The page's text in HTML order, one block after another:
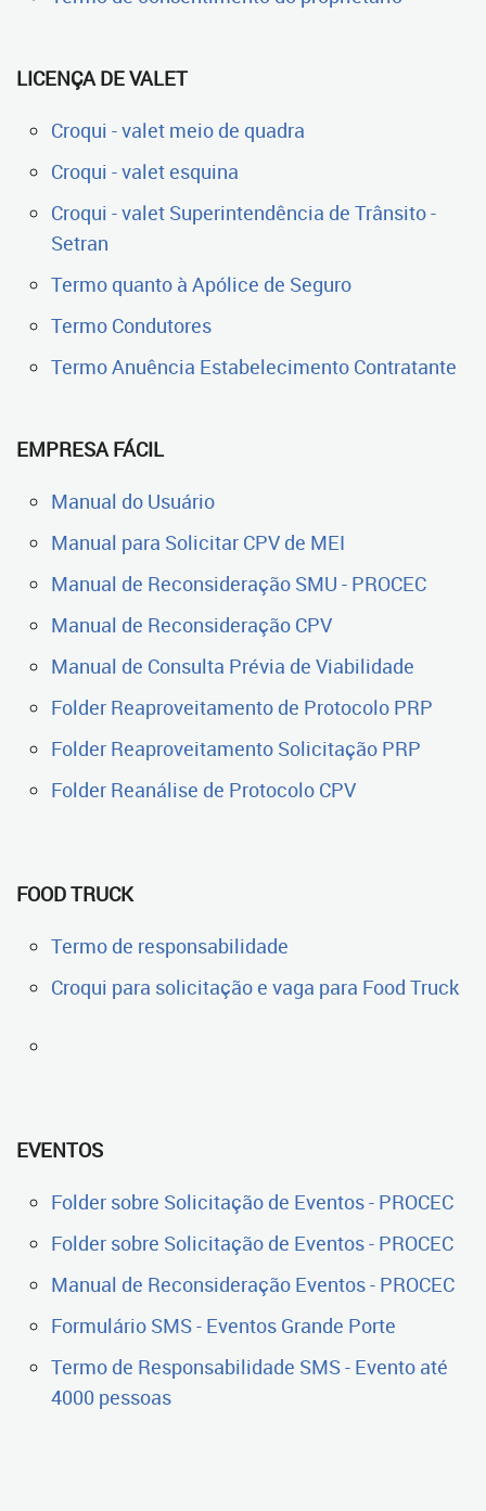
LICENÇA DE VALET
Croqui - valet meio de quadra
Croqui - valet esquina
Croqui - valet Superintendência de Trânsito -
Setran
Termo quanto à Apólice de Seguro
Termo Condutores
Termo Anuência Estabelecimento Contratante
EMPRESA FÁCIL
Manual do Usuário
Manual para Solicitar CPV de MEI
Manual de Reconsideração SMU - PROCEC
Manual de Reconsideração CPV
Manual de Consulta Prévia de Viabilidade
Folder Reaproveitamento de Protocolo PRP
Folder Reaproveitamento Solicitação PRP
Folder Reanálise de Protocolo CPV
FOOD TRUCK
Termo de responsabilidade
Croqui para solicitação e vaga para Food Truck
EVENTOS
Folder sobre Solicitação de Eventos - PROCEC
Folder sobre Solicitação de Eventos - PROCEC
Manual de Reconsideração Eventos - PROCEC
Formulário SMS - Eventos Grande Porte
Termo de Responsabilidade SMS - Evento até
4000 pessoas